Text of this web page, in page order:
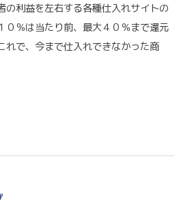
の利益を左右する各種仕入れサイトの
０％は当たり前、最大４０％まで還元
れで、今まで仕入れできなかった商